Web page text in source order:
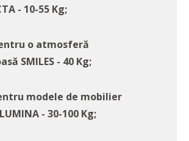
- 10-55 Kg;
o atmosferă
SMILES - 40 Kg;
modele de mobilier
- 30-100 Kg;